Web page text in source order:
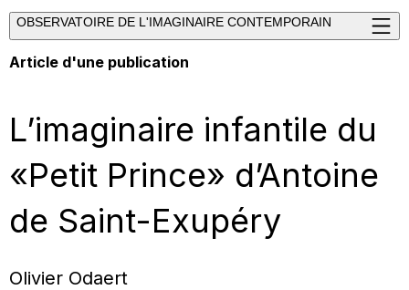
OBSERVATOIRE DE L'IMAGINAIRE CONTEMPORAIN
Article d'une publication
L’imaginaire infantile du
«Petit Prince» d’Antoine
de Saint-Exupéry
Olivier Odaert